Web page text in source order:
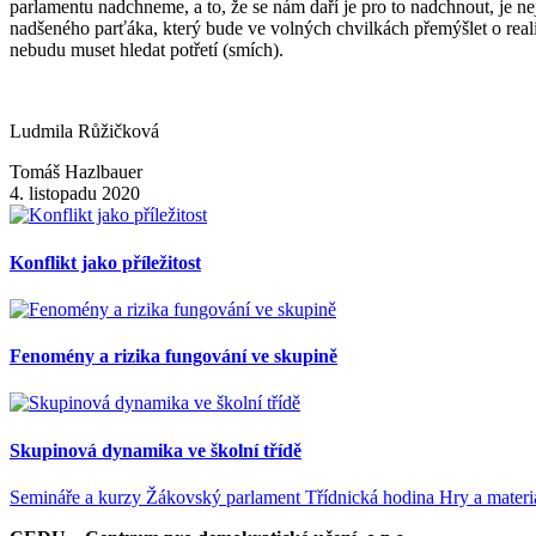
parlamentu nadchneme, a to, že se nám daří je pro to nadchnout,
nadšeného parťáka, který bude ve volných chvilkách přemýšlet o
nebudu muset hledat potřetí (smích).
Ludmila Růžičková
Tomáš Hazlbauer
4. listopadu 2020
Konflikt jako příležitost
Fenomény a rizika fungování ve skupině
Skupinová dynamika ve školní třídě
Semináře a kurzy Žákovský parlament Třídnická hodina Hry a